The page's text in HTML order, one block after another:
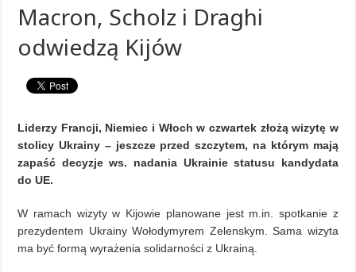
Macron, Scholz i Draghi
odwiedzą Kijów
Liderzy Francji, Niemiec i Włoch w czwartek złożą wizytę w
stolicy Ukrainy – jeszcze przed szczytem, na którym mają
zapaść decyzje ws. nadania Ukrainie statusu kandydata
do UE.
W ramach wizyty w Kijowie planowane jest m.in. spotkanie z
prezydentem Ukrainy Wołodymyrem Zelenskym. Sama wizyta
ma być formą wyrażenia solidarności z Ukrainą.